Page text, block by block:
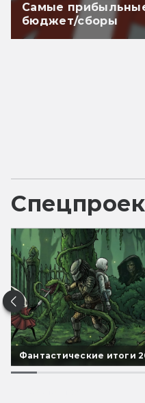
Самые
бюджет/сборы
Фантастические итоги